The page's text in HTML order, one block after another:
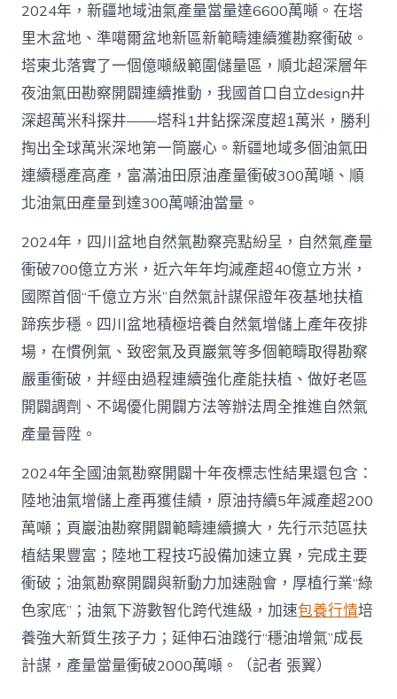
2024年，新疆地域油氣產量當量達6600萬噸。在塔
里木盆地、準噶爾盆地新區新範疇連續獲勘察衝破。
塔東北落實了一個億噸級範圍儲量區，順北超深層年
夜油氣田勘察開闢連續推動，我國首口自立design井
深超萬米科探井——塔科1井鉆探深度超1萬米，勝利
掏出全球萬米深地第一筒巖心。新疆地域多個油氣田
連續穩產高產，富滿油田原油產量衝破300萬噸、順
北油氣田產量到達300萬噸油當量。
2024年，四川盆地自然氣勘察亮點紛呈，自然氣產量
衝破700億立方米，近六年年均減產超40億立方米，
國際首個“千億立方米”自然氣計謀保證年夜基地扶植
蹄疾步穩。四川盆地積極培養自然氣增儲上產年夜排
場，在慣例氣、致密氣及頁巖氣等多個範疇取得勘察
嚴重衝破，并經由過程連續強化產能扶植、做好老區
開闢調劑、不竭優化開闢方法等辦法周全推進自然氣
產量晉陞。
2024年全國油氣勘察開闢十年夜標志性結果還包含：
陸地油氣增儲上產再獲佳績，原油持續5年減產超200
萬噸；頁巖油勘察開闢範疇連續擴大，先行示范區扶
植結果豐富；陸地工程技巧設備加速立異，完成主要
衝破；油氣勘察開闢與新動力加速融會，厚植行業“綠
色家底”；油氣下游數智化跨代進級，加速包養行情培
養強大新質生孩子力；延伸石油踐行“穩油增氣”成長
計謀，產量當量衝破2000萬噸。（記者 張翼）